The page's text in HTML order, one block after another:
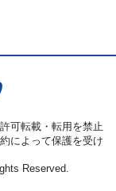
可転載・転用を禁止
によって保護を受け
Reserved.